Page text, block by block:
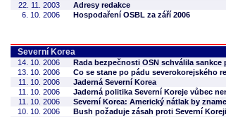
22. 11. 2003
Adresy redakce
6. 10. 2006
Hospodaření OSBL za září 2006
Severní Korea
14. 10. 2006
Rada bezpečnosti OSN schválila sankce
13. 10. 2006
Co se stane po pádu severokorejského
11. 10. 2006
Jaderná Severní Korea
11. 10. 2006
Jaderná politika Severní Koreje vůbec
11. 10. 2006
Severní Korea: Americký nátlak by
10. 10. 2006
Bush požaduje zásah proti Severní Koreji